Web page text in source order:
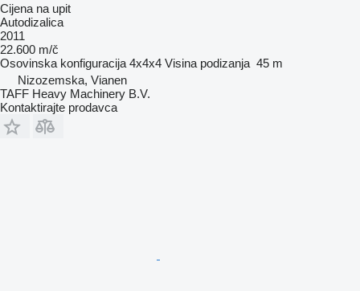
Cijena na upit
Autodizalica
2011
22.600 m/č
Osovinska konfiguracija 4x4x4 Visina podizanja 45 m
Nizozemska, Vianen
TAFF Heavy Machinery B.V.
Kontaktirajte prodavca